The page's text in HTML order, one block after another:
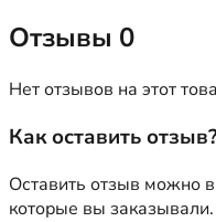
Отзывы 0
Нет отзывов на этот
Как оставить
Оставить отзыв можно в
которые вы заказывали.